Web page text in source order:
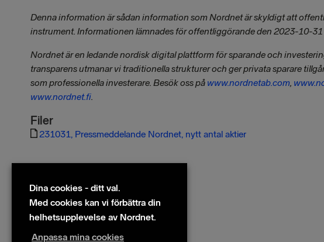
Denna information är sådan information som Nordnet är skyldigt att
instrument. Informationen lämnades för offentliggörande den 2023-10-31
Nordnet är en ledande nordisk digital plattform för sparande och
transparens utmanar vi traditionella strukturer och ger privata sparare
som professionella investerare. Besök oss på www.nordnetab.com,
www.nordnet.fi.
Filer
231031, Pressmeddelande Nordnet, nytt antal aktier
Dina cookies - ditt val.
Med cookies kan vi förbättra din
helhetsupplevelse av Nordnet.
Anpassa mina cookies